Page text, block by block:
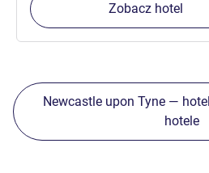
Zobacz hotel
Newcastle upon Tyne —
hotele